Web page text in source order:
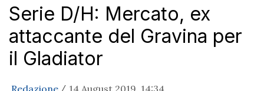
Serie D/H: Mercato, ex
attaccante del Gravina per
il Gladiator
Redazione 14 August 2019, 14:34